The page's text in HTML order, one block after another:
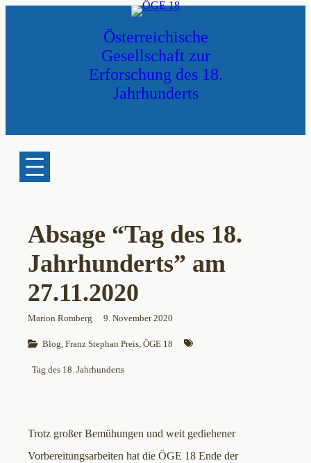
Österreichische
Gesellschaft zur
Erforschung des 18.
Jahrhunderts
Absage “Tag des 18.
Jahrhunderts” am
27.11.2020
Marion Romberg 9. November 2020
Blog, Franz Stephan Preis, ÖGE 18
Tag des 18. Jahrhunderts
Trotz großer Bemühungen und weit gediehener
Vorbereitungsarbeiten hat die ÖGE 18 Ende der